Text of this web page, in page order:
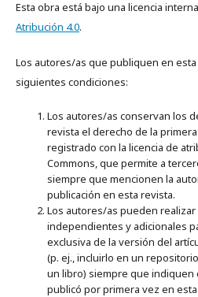
Esta obra está bajo una licencia
Atribución 4.0.
Los autores/as que publiquen en
siguientes condiciones:
Los autores/as conservan los
revista el derecho de la
registrado con la licencia de
Commons, que permite a
siempre que mencionen la
publicación en esta revista.
Los autores/as pueden
independientes y adicionales
exclusiva de la versión del
(p. ej., incluirlo en un
un libro) siempre que indiquen
publicó por primera vez en